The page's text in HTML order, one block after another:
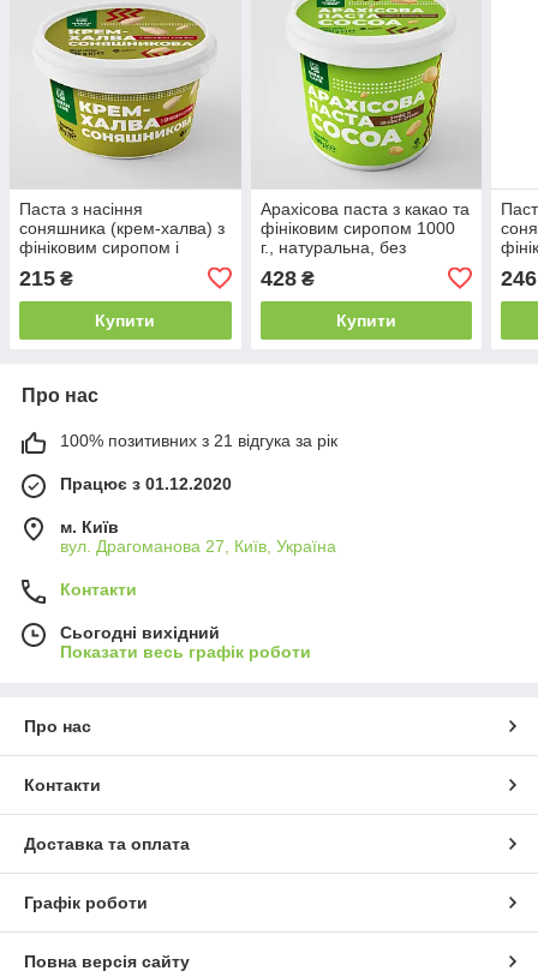
Паста з насіння
соняшника (крем-халва) з
фініковим сиропом і
морською сіллю 350 г., без
доданого цукру
215 ₴
Купити
Арахісова паста з какао та
фініковим сиропом 1000
г., натуральна, без
428₴
Купити
246
Про нас
100% позитивних з 21 відгука за рік
Працює з 01.12.2020
м. Київ
вул. Драгоманова 27, Київ, Україна
Контакти
Сьогодні вихідний
Показати весь графік роботи
Про нас
Контакти
Доставка та оплата
Графік роботи
Повна версія сайту